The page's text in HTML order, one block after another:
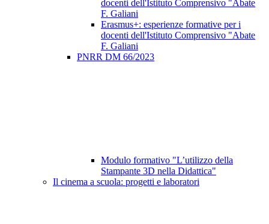
docenti dell'Istituto Comprensivo "Abate
F. Galiani
Erasmus+: esperienze formative per i
docenti dell'Istituto Comprensivo "Abate
F. Galiani
PNRR DM 66/2023
Modulo formativo "L’utilizzo della
Stampante 3D nella Didattica"
Il cinema a scuola: progetti e laboratori